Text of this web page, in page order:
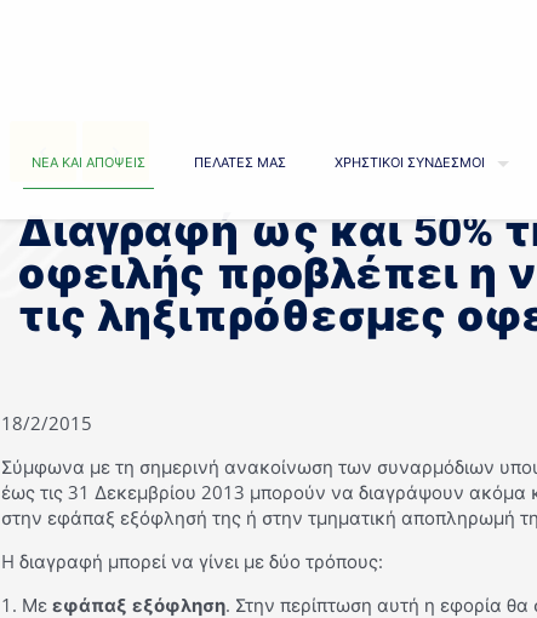
ΝΕΑ ΚΑΙ ΑΠΟΨΕΙΣ ΠΕΛΑΤΕΣ ΜΑΣ ΧΡΗΣΤΙΚΟΙ ΣΥΝΔΕΣΜΟΙ
Διαγραφή ως και 50%
οφειλής προβλέπει η
τις ληξιπρόθεσμες
18/2/2015
Σύμφωνα με τη σημερινή ανακοίνωση των συναρμόδιων
έως τις 31 Δεκεμβρίου 2013 μπορούν να διαγράψουν ακόμα
στην εφάπαξ εξόφλησή της ή στην τμηματική αποπληρωμή
H διαγραφή μπορεί να γίνει με δύο τρόπους:
1. Με εφάπαξ εξόφληση. Στην περίπτωση αυτή η εφορία θα